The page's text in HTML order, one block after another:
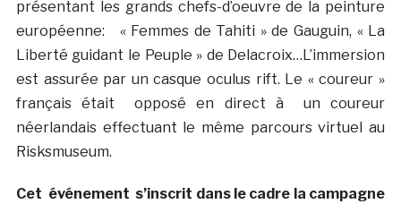
présentant les grands chefs-d’oeuvre de la peinture
européenne: « Femmes de Tahiti » de Gauguin, « La
Liberté guidant le Peuple » de Delacroix…L’immersion
est assurée par un casque oculus rift. Le « coureur »
français était opposé en direct à un coureur
néerlandais effectuant le même parcours virtuel au
Risksmuseum.
Cet événement s’inscrit dans le cadre la campagne